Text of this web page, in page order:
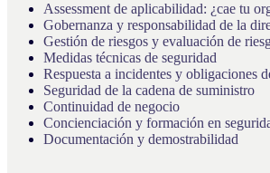
Assessment de aplicabilidad: ¿cae tu
Gobernanza y responsabilidad de la
Gestión de riesgos y evaluación de
Medidas técnicas de seguridad
Respuesta a incidentes y obligaciones
Seguridad de la cadena de suministro
Continuidad de negocio
Concienciación y formación en
Documentación y demostrabilidad